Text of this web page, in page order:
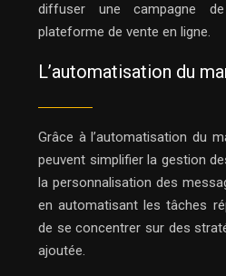
diffuser une campagne
plateforme de vente en ligne.
L’automatisation du
Grâce à l’automatisation du
peuvent simplifier la gestion
la personnalisation des
en automatisant les tâches
de se concentrer sur des
ajoutée.